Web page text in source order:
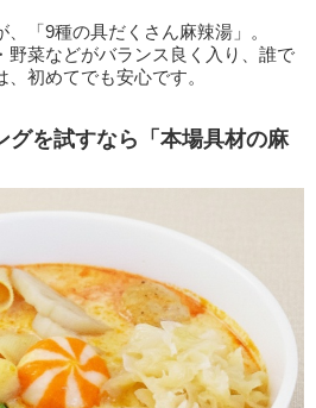
「9種の具だくさん麻辣湯」。
野菜などがバランス良く入り、誰で
初めてでも安心です。
グを試すなら「本場具材の麻